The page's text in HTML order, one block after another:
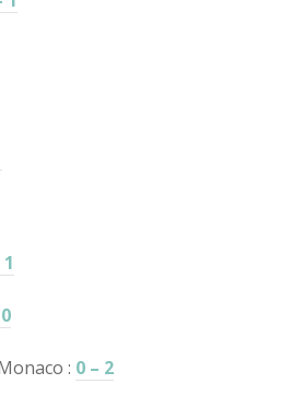
: 0 – 2